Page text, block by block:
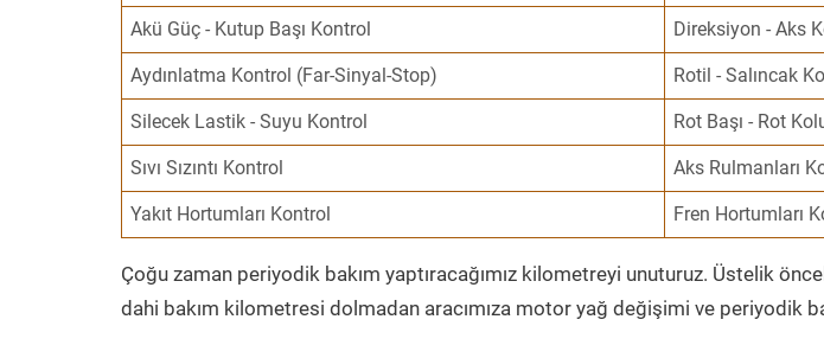
Akü Güç - Kutup Başı Kontrol Direksiyon - Aks
Aydınlatma Kontrol (Far-Sinyal-Stop) Rotil - Salıncak
Silecek Lastik - Suyu Kontrol Rot Başı - Rot
Sıvı Sızıntı Kontrol Aks Rulmanları
Yakıt Hortumları Kontrol Fren Hortumları
Çoğu zaman periyodik bakım yaptıracağımız kilometreyi unuturuz. Üstelik
dahi bakım kilometresi dolmadan aracımıza motor yağ değişimi ve periyodik